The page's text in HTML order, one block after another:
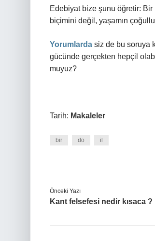
Edebiyat bize şunu öğretir: Bir
biçimini değil, yaşamın
Yorumlarda siz de bu soruya
gücünde gerçekten hepçil
muyuz?
Tarih: Makaleler
bir do il
Önceki Yazı
Kant felsefesi nedir kısaca ?